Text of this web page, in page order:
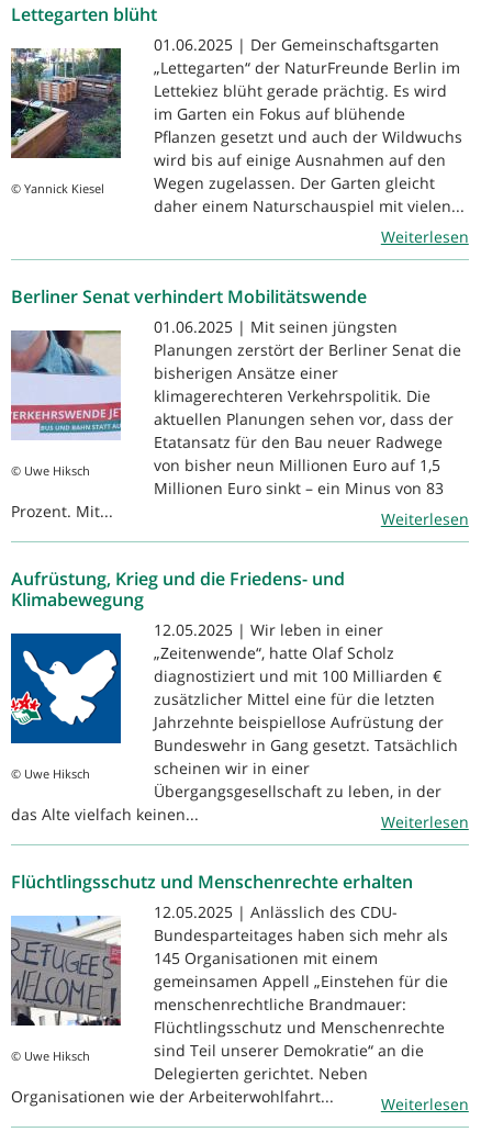
Lettegarten blüht
© Yannick Kiesel
01.06.2025 | Der Gemeinschaftsgarten
„Lettegarten“ der NaturFreunde Berlin im
Lettekiez blüht gerade prächtig. Es wird
im Garten ein Fokus auf blühende
Pflanzen gesetzt und auch der Wildwuchs
wird bis auf einige Ausnahmen auf den
Wegen zugelassen. Der Garten gleicht
daher einem Naturschauspiel mit vielen...
Weiterlesen
Berliner Senat verhindert Mobilitätswende
© Uwe Hiksch
01.06.2025 | Mit seinen jüngsten
Planungen zerstört der Berliner Senat die
bisherigen Ansätze einer
klimagerechteren Verkehrspolitik. Die
aktuellen Planungen sehen vor, dass der
Etatansatz für den Bau neuer Radwege
von bisher neun Millionen Euro auf 1,5
Millionen Euro sinkt – ein Minus von 83
Prozent. Mit...
Weiterlesen
Aufrüstung, Krieg und die Friedens- und
Klimabewegung
© Uwe Hiksch
12.05.2025 | Wir leben in einer
„Zeitenwende“, hatte Olaf Scholz
diagnostiziert und mit 100 Milliarden €
zusätzlicher Mittel eine für die letzten
Jahrzehnte beispiellose Aufrüstung der
Bundeswehr in Gang gesetzt. Tatsächlich
scheinen wir in einer
Übergangsgesellschaft zu leben, in der
das Alte vielfach keinen...
Weiterlesen
Flüchtlingsschutz und Menschenrechte erhalten
© Uwe Hiksch
12.05.2025 | Anlässlich des CDU-
Bundesparteitages haben sich mehr als
145 Organisationen mit einem
gemeinsamen Appell „Einstehen für die
menschenrechtliche Brandmauer:
Flüchtlingsschutz und Menschenrechte
sind Teil unserer Demokratie“ an die
Delegierten gerichtet. Neben
Organisationen wie der Arbeiterwohlfahrt...
Weiterlesen